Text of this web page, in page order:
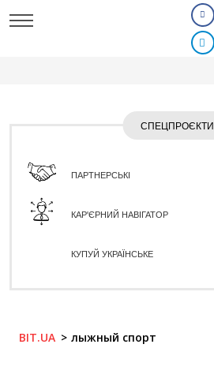
СПЕЦПРОЄКТИ
ПАРТНЕРСЬКІ
КАР'ЄРНИЙ НАВІГАТОР
КУПУЙ УКРАЇНСЬКЕ
BIT.UA лыжный спорт